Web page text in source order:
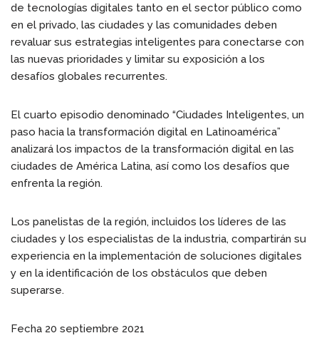
de tecnologías digitales tanto en el sector público como
en el privado, las ciudades y las comunidades deben
revaluar sus estrategias inteligentes para conectarse con
las nuevas prioridades y limitar su exposición a los
desafíos globales recurrentes.
El cuarto episodio denominado “Ciudades Inteligentes, un
paso hacia la transformación digital en Latinoamérica”
analizará los impactos de la transformación digital en las
ciudades de América Latina, así como los desafíos que
enfrenta la región.
Los panelistas de la región, incluidos los líderes de las
ciudades y los especialistas de la industria, compartirán su
experiencia en la implementación de soluciones digitales
y en la identificación de los obstáculos que deben
superarse.
Fecha 20 septiembre 2021